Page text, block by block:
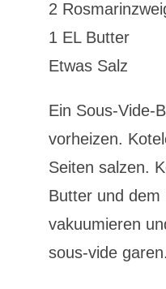
2
1 EL Butter
Etwas Salz
Ein Sous-Vide-
vorheizen.
Seiten salzen.
Butter und dem
vakuumieren
sous-vide garen.